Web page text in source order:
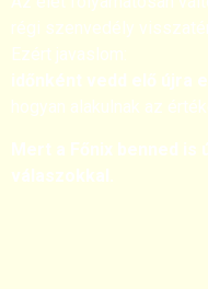
régi szenvedély
Ezért javaslom:
időnként vedd elő újra
hogyan alakulnak az
Mert a Főnix benned is
válaszokkal.